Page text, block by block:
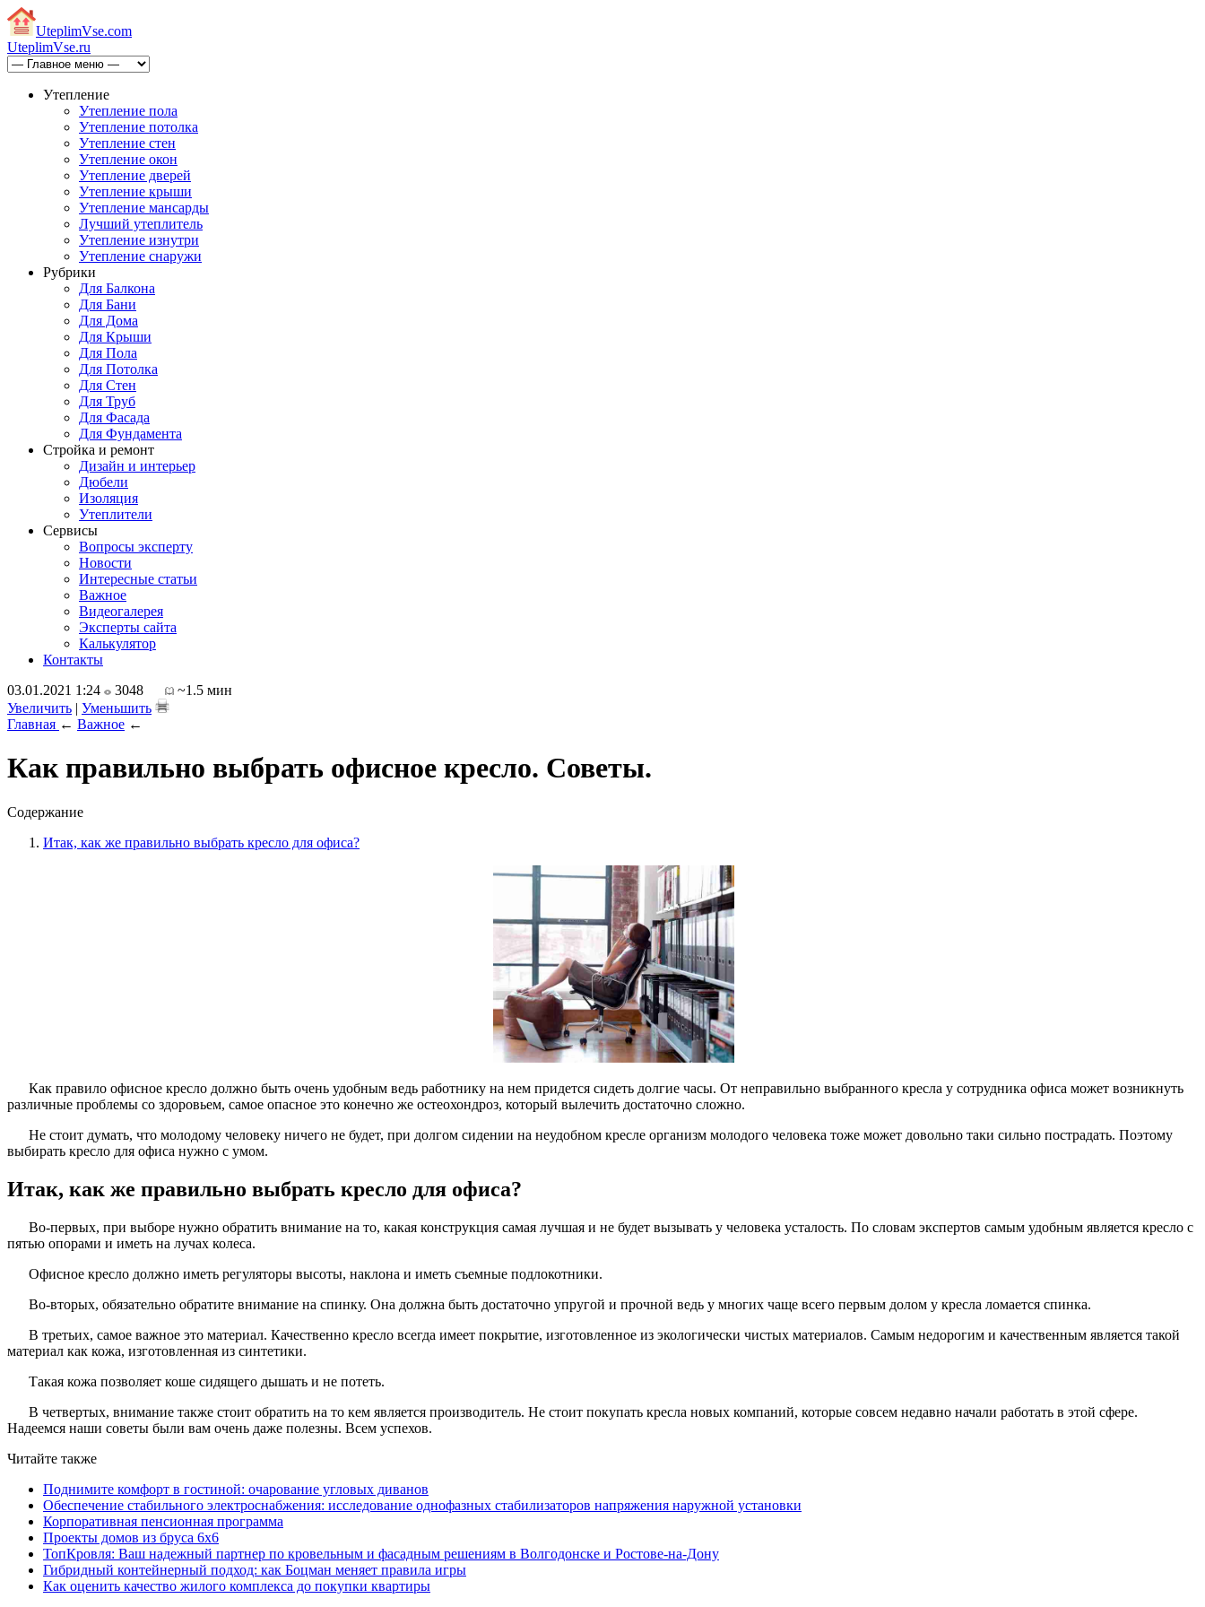
UteplimVse.com
UteplimVse.ru
Утепление
Утепление пола
Утепление потолка
Утепление стен
Утепление окон
Утепление дверей
Утепление крыши
Утепление мансарды
Лучший утеплитель
Утепление изнутри
Утепление снаружи
Рубрики
Для Балкона
Для Бани
Для Дома
Для Крыши
Для Пола
Для Потолка
Для Стен
Для Труб
Для Фасада
Для Фундамента
Стройка и ремонт
Дизайн и интерьер
Дюбели
Изоляция
Утеплители
Сервисы
Вопросы эксперту
Новости
Интересные статьи
Важное
Видеогалерея
Эксперты сайта
Калькулятор
Контакты
03.01.2021 1:24
3048
~1.5 мин
Увеличить | Уменьшить
Главная ← Важное ←
Как правильно выбрать офисное кресло. Советы.
Содержание
Итак, как же правильно выбрать кресло для офиса?
Как правило офисное кресло должно быть очень удобным ведь работнику на нем придется сидеть долгие часы. От неправильно выбранного кресла у сотрудника офиса может возникнуть
различные проблемы со здоровьем, самое опасное это конечно же остеохондроз, который вылечить достаточно сложно.
Не стоит думать, что молодому человеку ничего не будет, при долгом сидении на неудобном кресле организм молодого человека тоже может довольно таки сильно пострадать. Поэтому
выбирать кресло для офиса нужно с умом.
Итак, как же правильно выбрать кресло для офиса?
Во-первых, при выборе нужно обратить внимание на то, какая конструкция самая лучшая и не будет вызывать у человека усталость. По словам экспертов самым удобным является кресло с
пятью опорами и иметь на лучах колеса.
Офисное кресло должно иметь регуляторы высоты, наклона и иметь съемные подлокотники.
Во-вторых, обязательно обратите внимание на спинку. Она должна быть достаточно упругой и прочной ведь у многих чаще всего первым долом у кресла ломается спинка.
В третьих, самое важное это материал. Качественно кресло всегда имеет покрытие, изготовленное из экологически чистых материалов. Самым недорогим и качественным является такой
материал как кожа, изготовленная из синтетики.
Такая кожа позволяет коше сидящего дышать и не потеть.
В четвертых, внимание также стоит обратить на то кем является производитель. Не стоит покупать кресла новых компаний, которые совсем недавно начали работать в этой сфере.
Надеемся наши советы были вам очень даже полезны. Всем успехов.
Читайте также
Поднимите комфорт в гостиной: очарование угловых диванов
Обеспечение стабильного электроснабжения: исследование однофазных стабилизаторов напряжения наружной установки
Корпоративная пенсионная программа
Проекты домов из бруса 6х6
ТопКровля: Ваш надежный партнер по кровельным и фасадным решениям в Волгодонске и Ростове-на-Дону
Гибридный контейнерный подход: как Боцман меняет правила игры
Как оценить качество жилого комплекса до покупки квартиры